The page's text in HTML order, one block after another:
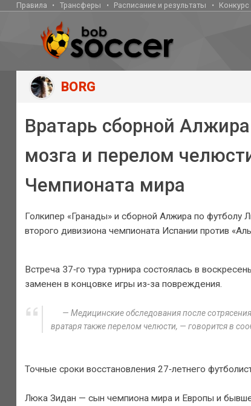
Правила Трансферы Расписание и результаты
BORG
Вратарь сборной
мозга и перелом
Чемпионата мира
Голкипер «Гранады» и сборной Алжира по
второго дивизиона чемпионата Испании против
Встреча 37‑го тура турнира состоялась в
заменен в концовке игры из‑за повреждения.
— Медицинские обследования после
вратаря также перелом челюсти, — говорится в
Точные сроки восстановления 27‑летнего
Люка Зидан — сын чемпиона мира и Европы и